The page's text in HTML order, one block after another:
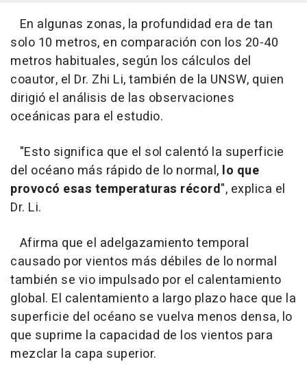
En algunas zonas, la profundidad era de tan
solo 10 metros, en comparación con los 20-40
metros habituales, según los cálculos del
coautor, el Dr. Zhi Li, también de la UNSW, quien
dirigió el análisis de las observaciones
oceánicas para el estudio.
"Esto significa que el sol calentó la superficie
del océano más rápido de lo normal, lo que
provocó esas temperaturas récord", explica el
Dr. Li.
Afirma que el adelgazamiento temporal
causado por vientos más débiles de lo normal
también se vio impulsado por el calentamiento
global. El calentamiento a largo plazo hace que la
superficie del océano se vuelva menos densa, lo
que suprime la capacidad de los vientos para
mezclar la capa superior.